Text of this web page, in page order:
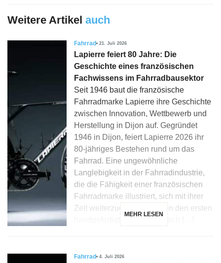
Weitere Artikel auch
Fahrrad 21. Juli 2026
Lapierre feiert 80 Jahre: Die
Geschichte eines französischen
Fachwissens im Fahrradbausektor
Seit 1946 baut die französische
Fahrradmarke Lapierre ihre Geschichte
zwischen Innovation, Wettbewerb und
Herstellung in Dijon auf. Gegründet
1946 in Dijon, feiert Lapierre 2026 ihr
80-jähriges Bestehen rund um das
Fahrrad. Eine ungewöhnliche
Langlebigkeit in der Fahrradindustrie,
die die Fähigkeit einer französischen
Fahrradmarke illustriert, sich mit ihrer
Zeit weiterzuentwickeln, von den ersten
MEHR LESEN
Fahrrad 4. Juli 2026